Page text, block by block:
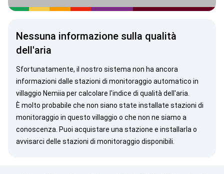
Nessuna informazione sulla qualità
dell'aria
Sfortunatamente, il nostro sistema non ha ancora
informazioni dalle stazioni di monitoraggio automatico in
villaggio Nemiia per calcolare l'indice di qualità dell'aria.
È molto probabile che non siano state installate stazioni di
monitoraggio in questo villaggio o che non ne siamo a
conoscenza. Puoi acquistare una stazione e installarla o
avvisarci delle stazioni di monitoraggio disponibili.